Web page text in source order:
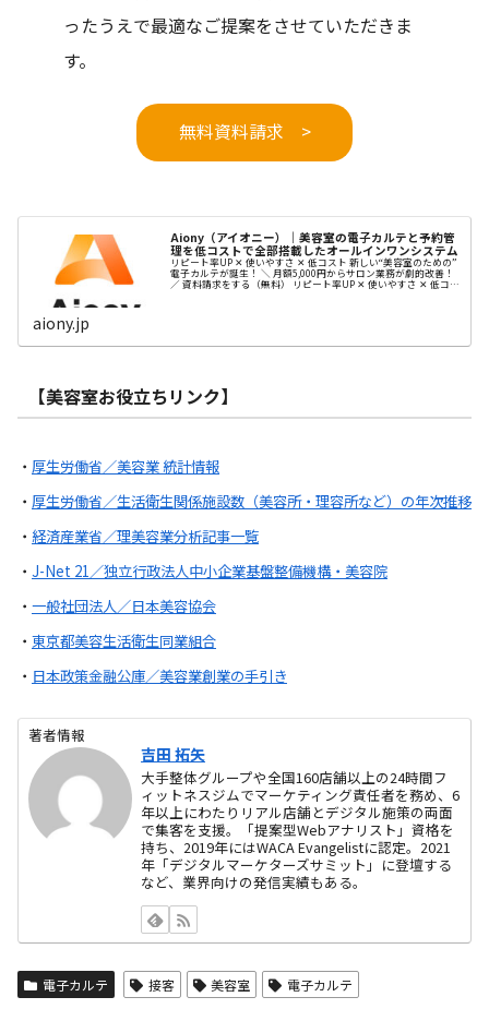
ったうえで最適なご提案をさせていただきま
す。
無料資料請求 >
Aiony（アイオニー）｜美容室の電子カルテと予約管
理を低コストで全部搭載したオールインワンシステム
リピート率UP ✕ 使いやすさ ✕ 低コスト 新しい“美容室のための”
電子カルテが誕生！ ＼ 月額5,000円からサロン業務が劇的改善！
／ 資料請求をする（無料） リピート率UP ✕ 使いやすさ ✕ 低コス
aiony.jp
【美容室お役立ちリンク】
・ 厚生労働省／美容業 統計情報
・ 厚生労働省／生活衛生関係施設数（美容所・理容所など）の年次推移
・ 経済産業省／理美容業分析記事一覧
・ J-Net 21／独立行政法人中小企業基盤整備機構・美容院
・ 一般社団法人／日本美容協会
・ 東京都美容生活衛生同業組合
・ 日本政策金融公庫／美容業創業の手引き
著者情報
吉田 拓矢
大手整体グループや全国160店舗以上の24時間フ
ィットネスジムでマーケティング責任者を務め、6
年以上にわたりリアル店舗とデジタル施策の両面
で集客を支援。「提案型Webアナリスト」資格を
持ち、2019年にはWACA Evangelistに認定。2021
年「デジタルマーケターズサミット」に登壇する
など、業界向けの発信実績もある。
電子カルテ 接客 美容室 電子カルテ